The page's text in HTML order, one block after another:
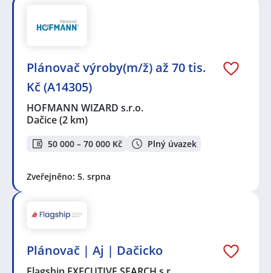
Plánovač výroby(m/ž) až 70 tis.
Kč (A14305)
HOFMANN WIZARD s.r.o.
Dačice(2 km)
50 000 – 70 000 Kč Plný úvazek
Zveřejněno: 5. srpna
Plánovač | Aj | Dačicko